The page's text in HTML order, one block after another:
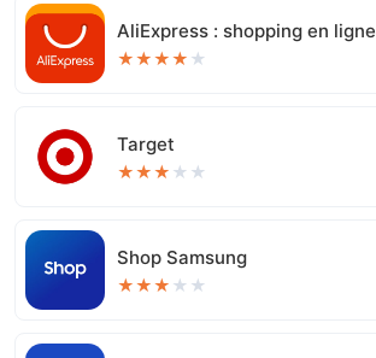
AliExpress : shopping en ligne
★★★★ ★
Target
★★★ ★ ★
Shop Samsung
★★★ ★ ★